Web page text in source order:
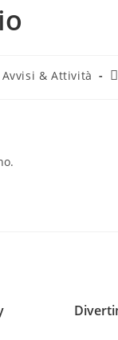
Avvisi & Attività